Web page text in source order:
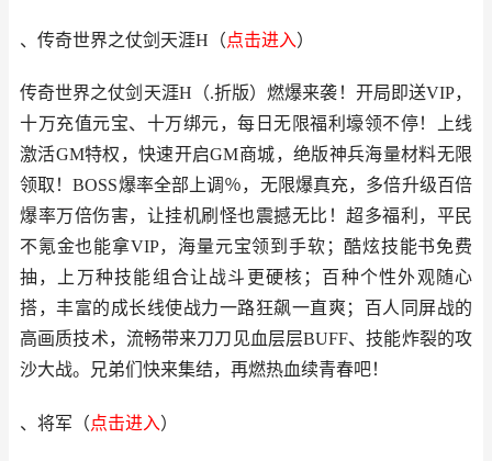
、 传奇世界之仗剑天涯H （点击进入）
传奇世界之仗剑天涯H（.折版）燃爆来袭！开局即送VIP，
十万充值元宝、十万绑元，每日无限福利壕领不停！上线
激活GM特权，快速开启GM商城，绝版神兵海量材料无限
领取！BOSS爆率全部上调％，无限爆真充，多倍升级百倍
爆率万倍伤害，让挂机刷怪也震撼无比！超多福利，平民
不氪金也能拿VIP，海量元宝领到手软；酷炫技能书免费
抽，上万种技能组合让战斗更硬核；百种个性外观随心
搭，丰富的成长线使战力一路狂飙一直爽；百人同屏战的
高画质技术，流畅带来刀刀见血层层BUFF、技能炸裂的攻
沙大战。兄弟们快来集结，再燃热血续青春吧！
、将军 （点击进入）